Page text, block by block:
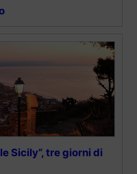
Sicily”, tre giorni di